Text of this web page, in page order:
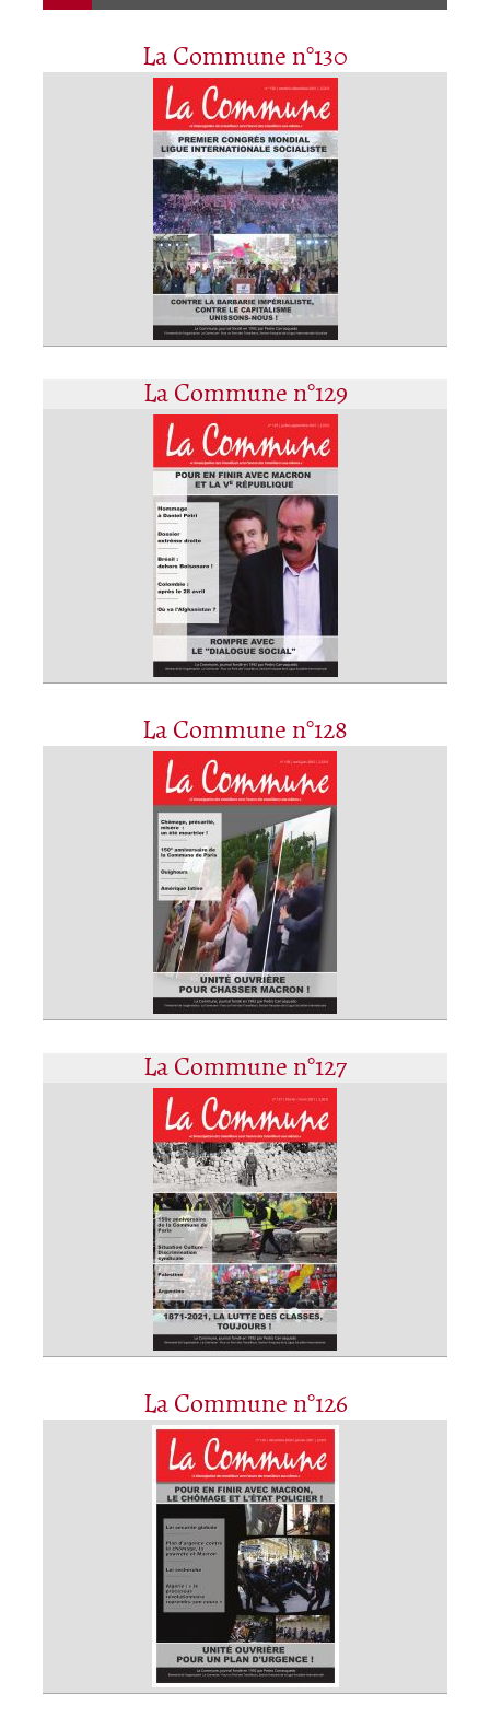
La Commune n°130
La Commune n°129
La Commune n°128
La Commune n°127
La Commune n°126